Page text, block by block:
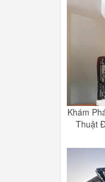
Khám
Thuật